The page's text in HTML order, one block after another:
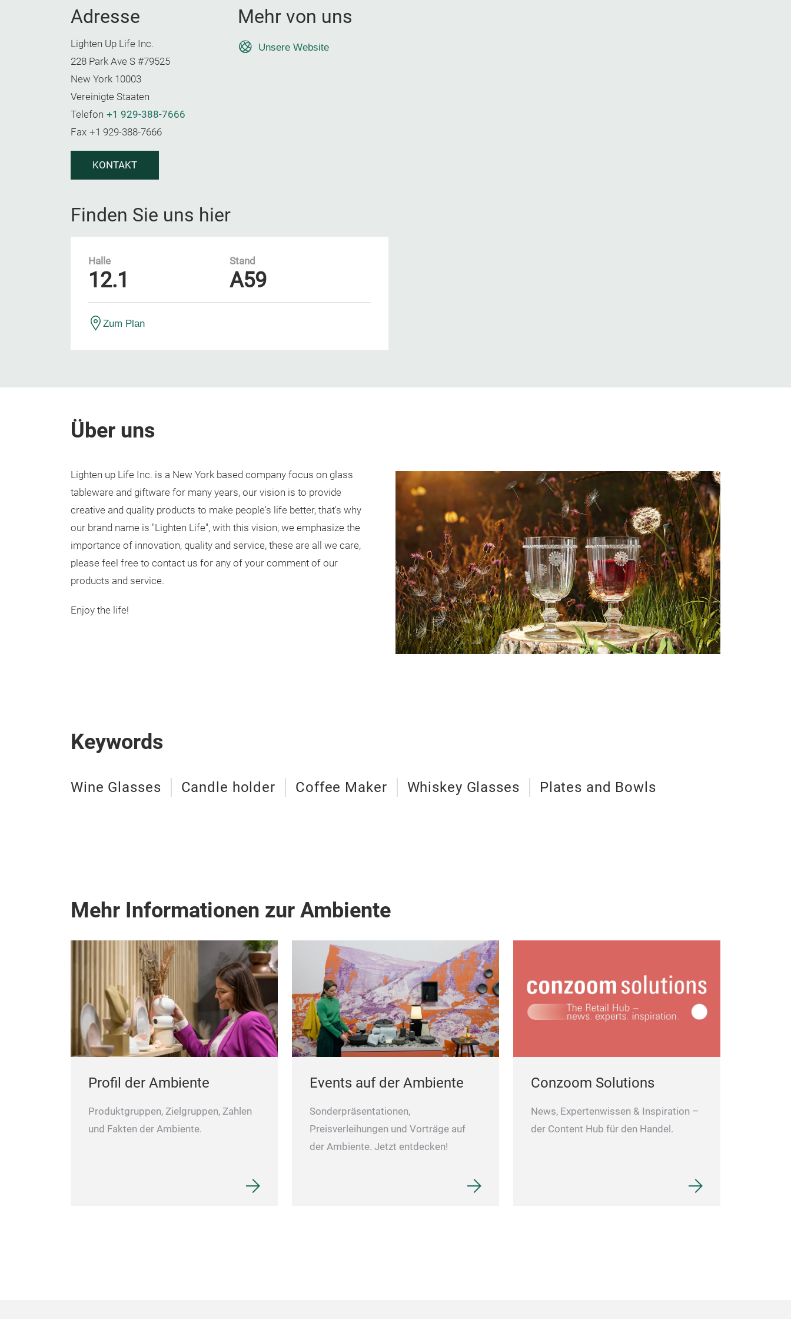
Adresse
Lighten Up Life Inc.
228 Park Ave S #79525
New York 10003
Vereinigte Staaten
Telefon +1 929-388-7666
Fax +1 929-388-7666
KONTAKT
Mehr von uns
Unsere Website
Finden Sie uns hier
Halle
12.1
Stand
A59
Zum Plan
Über uns
Lighten up Life Inc. is a New York based company focus on glass
tableware and giftware for many years, our vision is to provide
creative and quality products to make people's life better, that's why
our brand name is "Lighten Life", with this vision, we emphasize the
importance of innovation, quality and service, these are all we care,
please feel free to contact us for any of your comment of our
products and service.
Enjoy the life!
Keywords
Wine Glasses Candle holder Coffee Maker Whiskey Glasses Plates and Bowls
Mehr Informationen zur Ambiente
Profil der Ambiente
Produktgruppen, Zielgruppen, Zahlen
und Fakten der Ambiente.
Events auf der Ambiente
Sonderpräsentationen,
Preisverleihungen und Vorträge auf
der Ambiente. Jetzt entdecken!
Conzoom Solutions
News, Expertenwissen & Inspiration –
der Content Hub für den Handel.